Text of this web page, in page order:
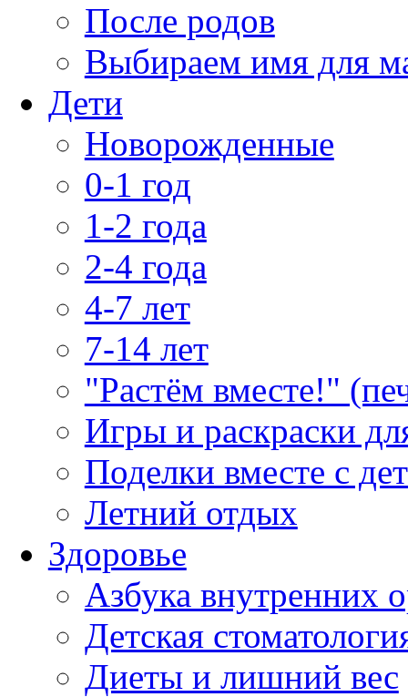
После родов
Выбираем имя для
Дети
Новорожденные
0-1 год
1-2 года
2-4 года
4-7 лет
7-14 лет
"Растём вместе!"
Игры и раскраски
Поделки вместе с
Летний отдых
Здоровье
Азбука внутренних
Детская
Диеты и лишний вес